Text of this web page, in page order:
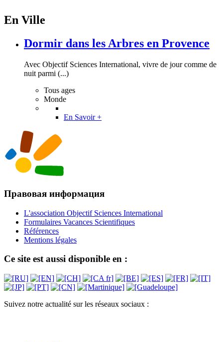
En Ville
Dormir dans les Arbres en Provence
Avec Objectif Sciences International, vivre de jour comme de
nuit parmi (...)
Tous ages
Monde
En Savoir +
Правовая информация
L'association Objectif Sciences International
Formulaires Vacances Scientifiques
Références
Mentions légales
Ce site est aussi disponible en :
Suivez notre actualité sur les réseaux sociaux :